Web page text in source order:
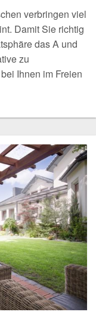
verbringen viel
Damit Sie richtig
das A und
zu
Ihnen im Freien